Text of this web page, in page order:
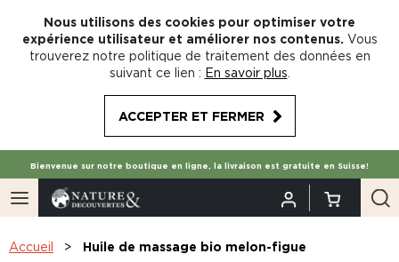
Nous utilisons des cookies pour optimiser votre
expérience utilisateur et améliorer nos contenus. Vous
trouverez notre politique de traitement des données en
suivant ce lien : En savoir plus
ACCEPTER ET FERMER
Bienvenue sur notre boutique en ligne, la livraison est gratuite en Suisse!
Accueil Huile de massage bio melon-figue